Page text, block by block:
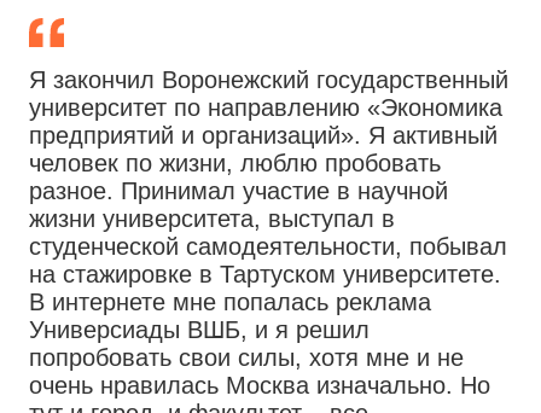
Я закончил Воронежский государственный
университет по направлению «Экономика
предприятий и организаций». Я активный
человек по жизни, люблю пробовать
разное. Принимал участие в научной
жизни университета, выступал в
студенческой самодеятельности, побывал
на стажировке в Тартуском университете.
В интернете мне попалась реклама
Универсиады ВШБ, и я решил
попробовать свои силы, хотя мне и не
очень нравилась Москва изначально. Но